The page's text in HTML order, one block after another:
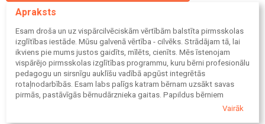
Apraksts
Esam droša un uz vispārcilvēciskām vērtībām balstīta pirmsskolas
izglītības iestāde. Mūsu galvenā vērtība - cilvēks. Strādājam tā, lai
ikviens pie mums justos gaidīts, mīlēts, cienīts. Mēs īstenojam
vispārējo pirmsskolas izglītības programmu, kuru bērni profesionālu
pedagogu un sirsnīgu auklīšu vadībā apgūst integrētās
rotaļnodarbībās. Esam labs palīgs katram bērnam uzsākt savas
pirmās, pastāvīgās bērnudārznieka gaitas. Papildus bērniem
Vairāk